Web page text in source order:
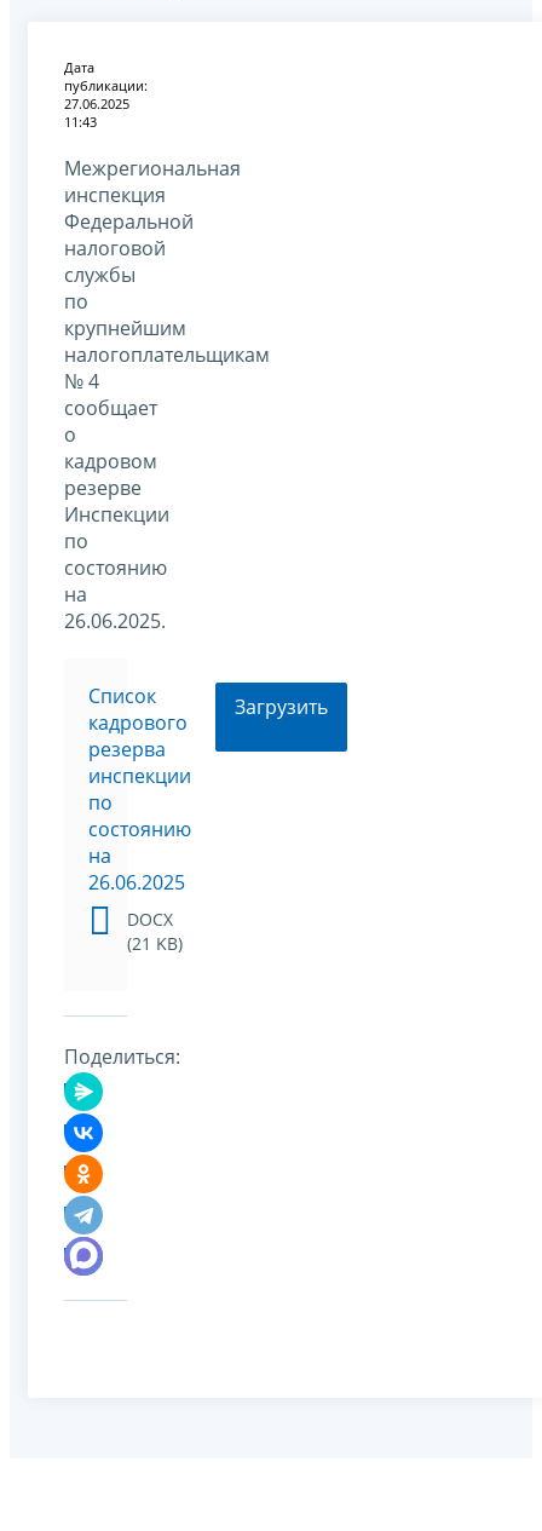
Дата
публикации:
27.06.2025
11:43
Межрегиональная
инспекция
Федеральной
налоговой
службы
по
крупнейшим
налогоплательщикам
№ 4
сообщает
о
кадровом
резерве
Инспекции
по
состоянию
на
26.06.2025.
Список
кадрового
резерва
инспекции
по
состоянию
на
26.06.2025
DOCX
(21 KB)
Загрузить
Поделиться: